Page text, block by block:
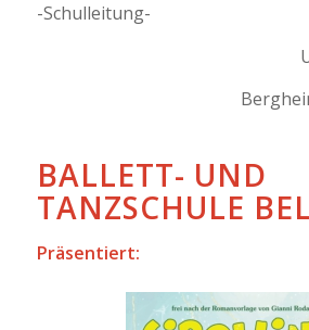
-Schulleitung-
BALLETT- UND
TANZSCHULE
Präsentiert: